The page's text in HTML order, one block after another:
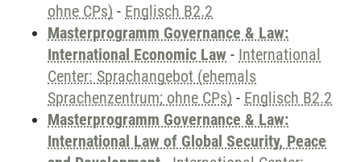
ohne CPs) - Englisch B2.2
Masterprogramm Governance & Law:
International Economic Law - International
Center: Sprachangebot (ehemals
Sprachenzentrum; ohne CPs) - Englisch B2.2
Masterprogramm Governance & Law:
International Law of Global Security, Peace